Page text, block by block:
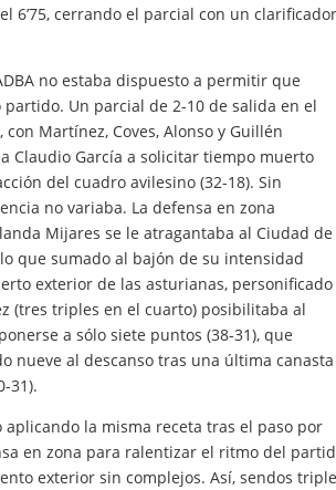
6’75, cerrando el parcial con un clarificador
no estaba dispuesto a permitir que
Un parcial de 2-10 de salida en el
Martínez, Coves, Alonso y Guillén
Claudio García a solicitar tiempo muerto
del cuadro avilesino (32-18). Sin
no variaba. La defensa en zona
Mijares se le atragantaba al Ciudad de
que sumado al bajón de su intensidad
exterior de las asturianas, personificado
(tres triples en el cuarto) posibilitaba al
a sólo siete puntos (38-31), que
nueve al descanso tras una última canasta
31).
aplicando la misma receta tras el paso por
en zona para ralentizar el ritmo del
exterior sin complejos. Así, sendos